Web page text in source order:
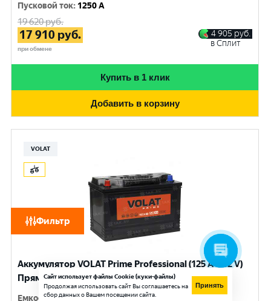
Фильтр
Пусковой ток: 1250 A
19 620руб.
17 910 руб.
при обмене
4 905 руб.
в Сплит
Купить в 1 клик
Добавить в корзину
VOLAT
Аккумулятор VOLAT Prime Professional (125 Ач, 12 V)
Прямая, L+ D2 арт.VST1251
Емкость:125 Ач
Сайт использует файлы Cookie (куки-файлы)
Продолжая использовать сайт Вы соглашаетесь на
сбор данных о Вашем посещении сайта.
Принять